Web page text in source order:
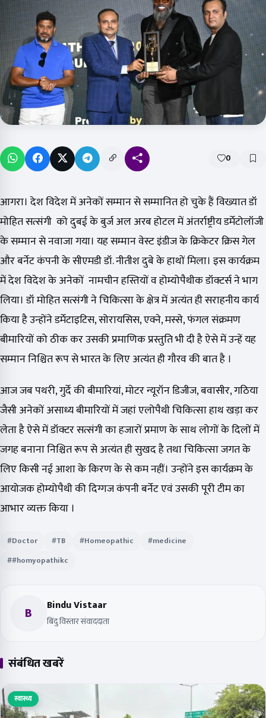
0
आगरा। देश विदेश में अनेकों सम्मान से सम्मानित हो चुके हैं विख्यात डॉ
मोहित सत्संगी को दुबई के बुर्ज अल अरब होटल में अंतर्राष्ट्रीय डर्मेटोलॉजी
के सम्मान से नवाजा गया। यह सम्मान वेस्ट इंडीज के क्रिकेटर क्रिस गेल
और बर्नेट कंपनी के सीएमडी डॉ. नीतीश दुबे के हाथों मिला। इस कार्यक्रम
में देश विदेश के अनेकों नामचीन हस्तियों व होम्योपैथीक डॉक्टर्स ने भाग
लिया। डॉ मोहित सत्संगी ने चिकित्सा के क्षेत्र में अत्यंत ही सराहनीय कार्य
किया है उन्होंने डर्मेटाइटिस, सोरायसिस, एक्ने, मस्से, फंगल संक्रमण
बीमारियों को ठीक कर उसकी प्रमाणिक प्रस्तुति भी दी है ऐसे में उन्हें यह
सम्मान निश्चित रूप से भारत के लिए अत्यंत ही गौरव की बात है ।
आज जब पथरी, गुर्दे की बीमारियां, मोटर न्यूरॉन डिजीज, बवासीर, गठिया
जैसी अनेकों असाध्य बीमारियों में जहां एलोपैथी चिकित्सा हाथ खड़ा कर
लेता है ऐसे में डॉक्टर सत्संगी का हजारों प्रमाण के साथ लोगों के दिलों में
जगह बनाना निश्चित रूप से अत्यंत ही सुखद है तथा चिकित्सा जगत के
लिए किसी नई आशा के किरण के से कम नहीं। उन्होंने इस कार्यक्रम के
आयोजक होम्योपैथी की दिग्गज कंपनी बर्नेट एवं उसकी पूरी टीम का
आभार व्यक्त किया ।
#Doctor #TB #Homeopathic
#medicine
##homyopathikc
B Bindu Vistaar
बिंदु विस्तार संवाददाता
संबंधित खबरें
स्वास्थ्य